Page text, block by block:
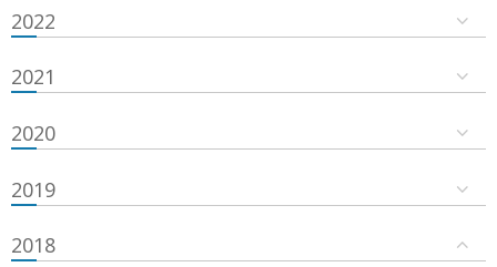
2022
2021
2020
2019
2018